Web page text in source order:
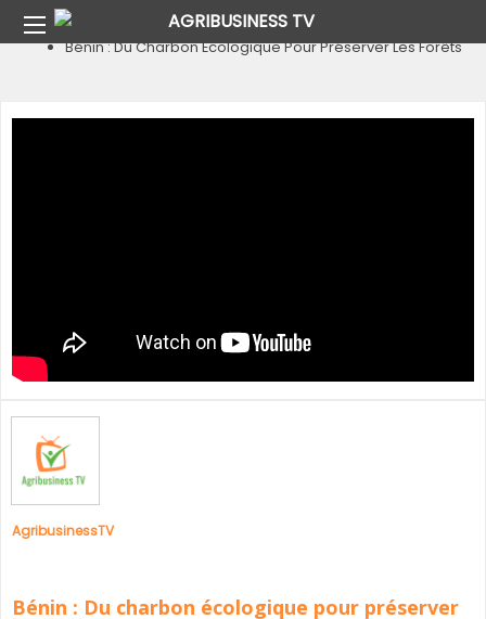
Pays
Bénin
Bénin : Du Charbon Écologique Pour Préserver Les Forêts
AgribusinessTV
Bénin : Du charbon écologique pour préserver